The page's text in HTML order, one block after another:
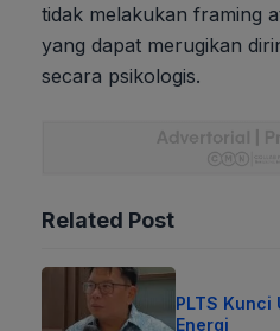
tidak melakukan framing
yang dapat merugikan
secara psikologis.
Related Post
PLTS Kunci
Energi